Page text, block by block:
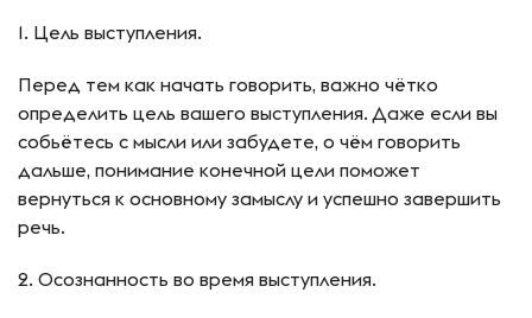
1. Цель выступления.
Перед тем как начать говорить, важно чётко
определить цель вашего выступления. Даже если вы
собьётесь с мысли или забудете, о чём говорить
дальше, понимание конечной цели поможет
вернуться к основному замыслу и успешно завершить
речь.
2. Осознанность во время выступления.